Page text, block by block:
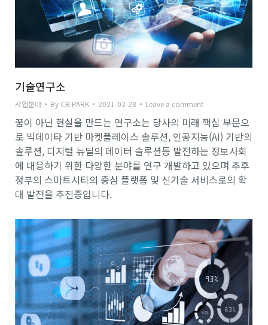
기술연구소
사업분야 By CB PARK 2021-02-28 Leave a comment
꿈이 아닌 현실을 만드는 연구소는 당사의 미래 핵심 부문으
로 빅데이타 기반 마켓플레이스 솔루션, 인공지능(AI) 기반의
솔루션, 디지털 뉴딜의 데이터 솔루션등 발전하는 정보사회
에 대응하기 위한 다양한 분야를 연구 개발하고 있으며 추후
정부의 스마트시티의 중심 플랫폼 및 신기술 서비스로의 확
대 발전을 추진중입니다.